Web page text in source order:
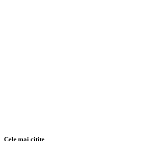
Cele mai citite